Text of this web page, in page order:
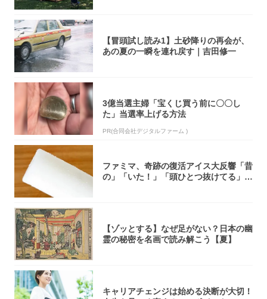
【冒頭試し読み1】土砂降りの再会が、
あの夏の一瞬を連れ戻す｜吉田修一
3億当選主婦「宝くじ買う前に〇〇し
た」当選率上げる方法
PR(合同会社デジタルファーム )
ファミマ、奇跡の復活アイス大反響「昔
の」「いた！」「頭ひとつ抜けてる」
【ゾッとする】なぜ足がない？日本の幽
霊の秘密を名画で読み解こう【夏】
キャリアチェンジは始める決断が大切！